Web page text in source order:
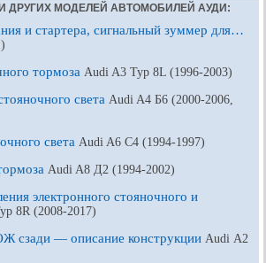
ДРУГИХ МОДЕЛЕЙ АВТОМОБИЛЕЙ АУДИ:
и стартера, сигнальный зуммер для…
тормоза Audi A3 Typ 8L (1996-2003)
света Audi A4 Б6 (2000-2006,
света Audi A6 С4 (1994-1997)
Audi A8 Д2 (1994-2002)
электронного стояночного и
8R (2008-2017)
сзади — описание конструкции Audi А2